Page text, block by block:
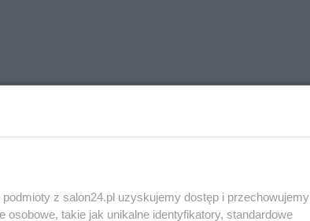
posiłków?
z salon24.pl uzyskujemy dostęp i przechowujemy
takie jak unikalne identyfikatory, standardowe